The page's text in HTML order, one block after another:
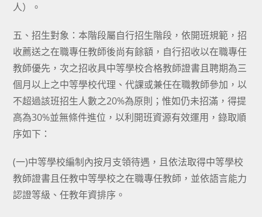
人）。
五、招生對象：本階段屬自行招生階段，依開班規範，招
收薦送之在職專任教師後尚有餘額，自行招收以在職專任
教師優先，次之招收具中等學校合格教師證書且聘期為三
個月以上之中等學校代理、代課或兼任在職教師參加，以
不超過該班招生人數之20%為原則；惟如仍未招滿，得提
高為30%並無條件進位，以利開班資源有效運用，錄取順
序如下：
(一)中等學校編制內按月支領待遇，且依法取得中等學校
教師證書且任教中等學校之在職專任教師，並依語言能力
認證等級、任教年資排序。